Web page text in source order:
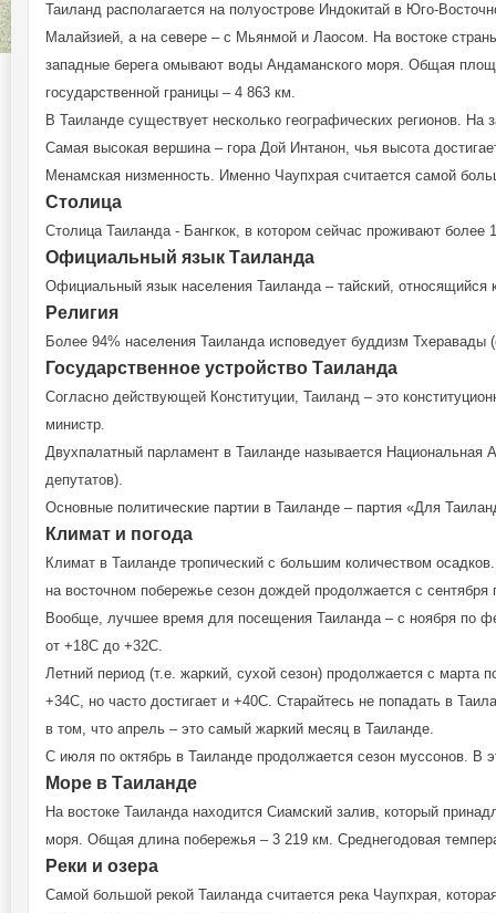
Таиланд располагается на полуострове Индокитай в Юго-
Малайзией, а на севере – с Мьянмой и Лаосом. На востоке
западные берега омывают воды Андаманского моря. Общая
государственной границы – 4 863 км.
В Таиланде существует несколько географических регионов.
Самая высокая вершина – гора Дой Интанон, чья высота
Менамская низменность. Именно Чаупхрая считается самой
Столица
Столица Таиланда - Бангкок, в котором сейчас проживают
Официальный язык Таиланда
Официальный язык населения Таиланда – тайский, относящийся
Религия
Более 94% населения Таиланда исповедует буддизм Тхеравады
Государственное устройство Таиланда
Согласно действующей Конституции, Таиланд – это
министр.
Двухпалатный парламент в Таиланде называется Национальная
депутатов).
Основные политические партии в Таиланде – партия «Для
Климат и погода
Климат в Таиланде тропический с большим количеством
на восточном побережье сезон дождей продолжается с сентября
Вообще, лучшее время для посещения Таиланда – с ноября по
от +18С до +32С.
Летний период (т.е. жаркий, сухой сезон) продолжается с марта
+34С, но часто достигает и +40С. Старайтесь не попадать в
в том, что апрель – это самый жаркий месяц в Таиланде.
С июля по октябрь в Таиланде продолжается сезон муссонов. В
Море в Таиланде
На востоке Таиланда находится Сиамский залив, который
моря. Общая длина побережья – 3 219 км. Среднегодовая
Реки и озера
Самой большой рекой Таиланда считается река Чаупхрая,